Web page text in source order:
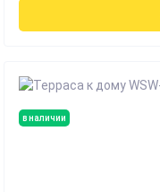
в наличии